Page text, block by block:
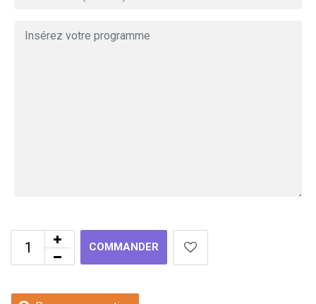
COMMANDER